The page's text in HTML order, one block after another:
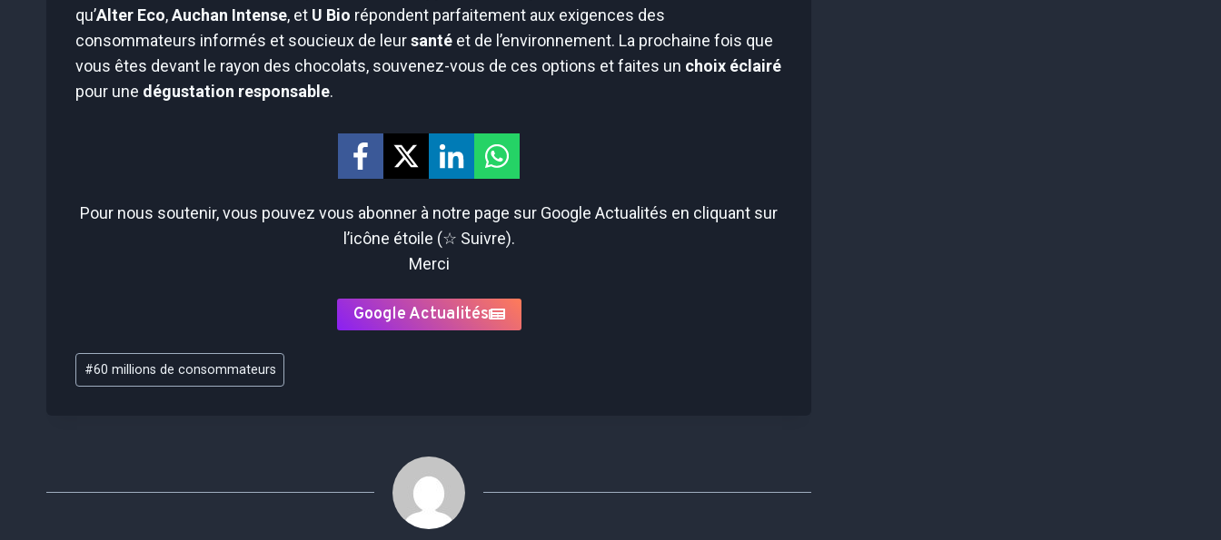
qu’Alter Eco,Auchan Intense, et U Bio répondent parfaitement aux exigences des
consommateurs informés et soucieux de leursanté et de l’environnement. La prochaine fois que
vous êtes devant le rayon des chocolats, souvenez-vous de ces options et faites un choix éclairé
pour une dégustation responsable.
Pour nous soutenir, vous pouvez vous abonner à notre page sur Google Actualités en cliquant sur
l’icône étoile (☆ Suivre).
Merci
Google Actualités
Étiquettes
de
#60 millions de consommateurs